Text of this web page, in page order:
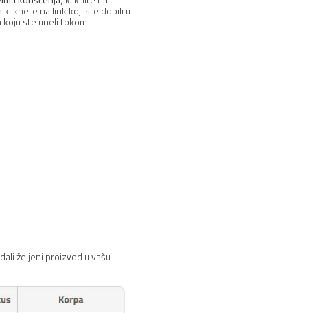
na link koji ste dobili u
koju ste uneli tokom
željeni proizvod u vašu